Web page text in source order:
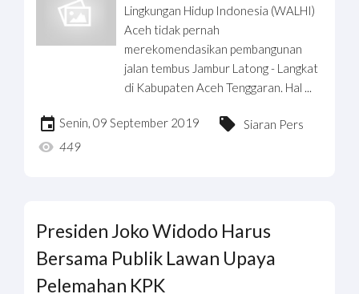
Lingkungan Hidup Indonesia (WALHI)
Aceh tidak pernah
merekomendasikan pembangunan
jalan tembus Jambur Latong - Langkat
di Kabupaten Aceh Tenggaran. Hal ...
Senin, 09 September 2019
Siaran Pers
449
Presiden Joko Widodo Harus
Bersama Publik Lawan Upaya
Pelemahan KPK